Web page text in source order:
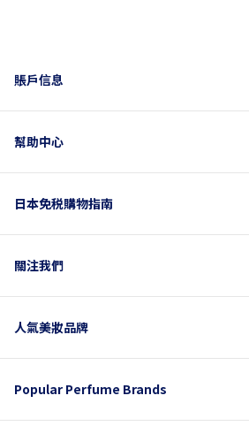
賬戶信息
幫助中心
日本免税購物指南
關注我們
人氣美妝品牌
Popular Perfume Brands